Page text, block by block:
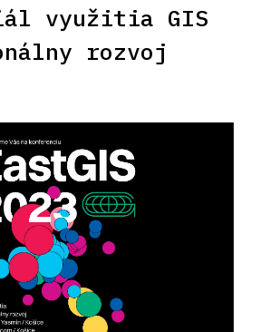
využitia GIS
rozvoj